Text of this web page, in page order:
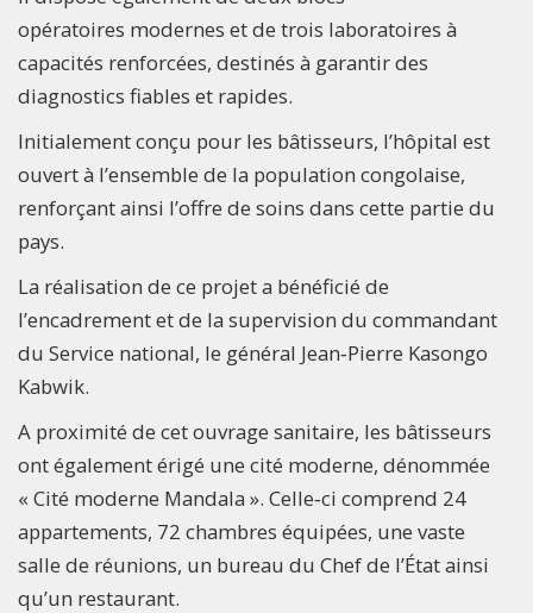
opératoires modernes et de trois laboratoires à
capacités renforcées, destinés à garantir des
diagnostics fiables et rapides.
Initialement conçu pour les bâtisseurs, l’hôpital est
ouvert à l’ensemble de la population congolaise,
renforçant ainsi l’offre de soins dans cette partie du
pays.
La réalisation de ce projet a bénéficié de
l’encadrement et de la supervision du commandant
du Service national, le général Jean‑Pierre Kasongo
Kabwik.
A proximité de cet ouvrage sanitaire, les bâtisseurs
ont également érigé une cité moderne, dénommée
« Cité moderne Mandala ». Celle‑ci comprend 24
appartements, 72 chambres équipées, une vaste
salle de réunions, un bureau du Chef de l’État ainsi
qu’un restaurant.